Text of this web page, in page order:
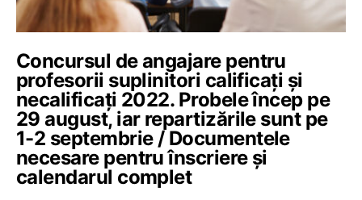
Concursul de angajare pentru
profesorii suplinitori calificați și
necalificați 2022. Probele încep pe
29 august, iar repartizările sunt pe
1-2 septembrie / Documentele
necesare pentru înscriere și
calendarul complet